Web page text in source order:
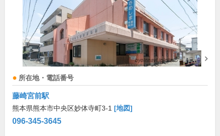
所在地・電話番号
藤崎宮前駅
熊本県熊本市中央区妙体寺町3-1 [地図]
096-345-3645